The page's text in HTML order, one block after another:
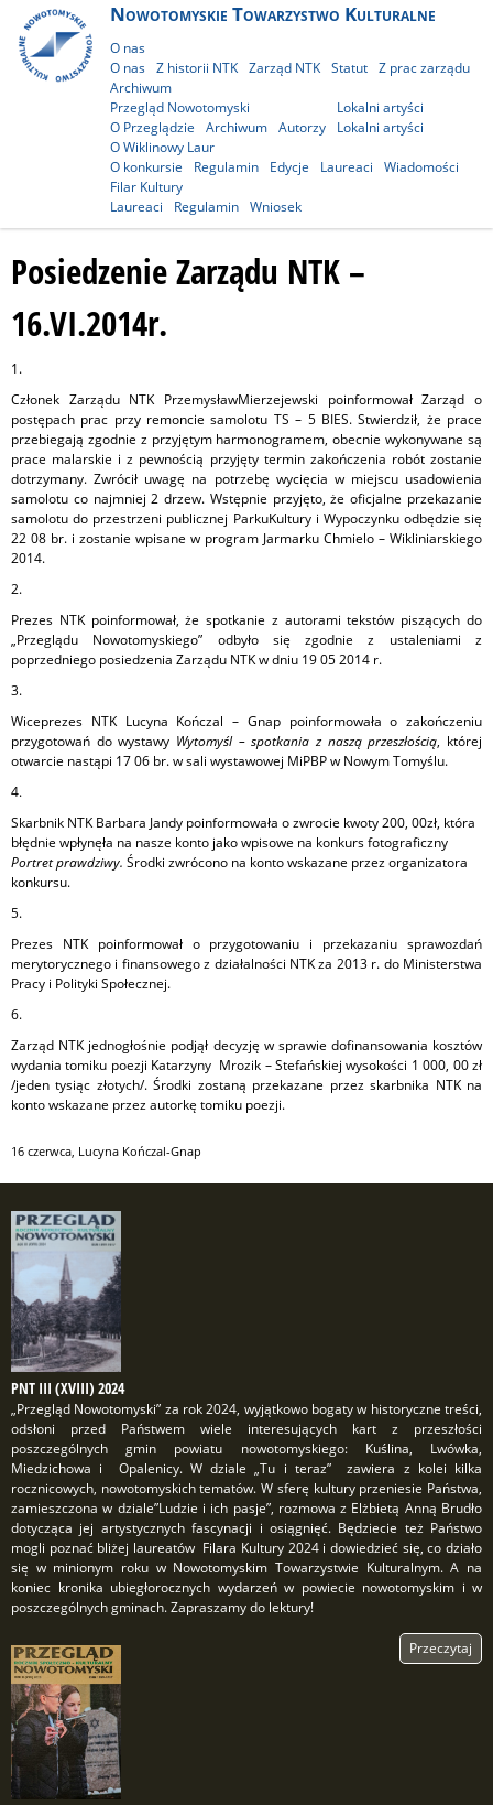
Nowotomyskie Towarzystwo Kulturalne
O nas
O nas Z historii NTK Zarząd NTK Statut Z prac zarządu
Archiwum
Przegląd Nowotomyski
O Przeglądzie
Archiwum Autorzy
Lokalni artyści
Lokalni artyści
O Wiklinowy Laur
O konkursie
Regulamin Edycje Laureaci
Wiadomości
Filar Kultury
Laureaci
Regulamin Wniosek
Posiedzenie Zarządu NTK –
16.VI.2014r.
1.
Członek Zarządu NTK PrzemysławMierzejewski poinformował Zarząd o
postępach prac przy remoncie samolotu TS – 5 BIES. Stwierdził, że prace
przebiegają zgodnie z przyjętym harmonogramem, obecnie wykonywane są
prace malarskie i z pewnością przyjęty termin zakończenia robót zostanie
dotrzymany. Zwrócił uwagę na potrzebę wycięcia w miejscu usadowienia
samolotu co najmniej 2 drzew. Wstępnie przyjęto, że oficjalne przekazanie
samolotu do przestrzeni publicznej ParkuKultury i Wypoczynku odbędzie się
22 08 br. i zostanie wpisane w program Jarmarku Chmielo – Wikliniarskiego
2014.
2.
Prezes NTK poinformował, że spotkanie z autorami tekstów piszących do
„Przeglądu Nowotomyskiego” odbyło się zgodnie z ustaleniami z
poprzedniego posiedzenia Zarządu NTK w dniu 19 05 2014 r.
3.
Wiceprezes NTK Lucyna Kończal – Gnap poinformowała o zakończeniu
przygotowań do wystawy Wytomyśl – spotkania z naszą przeszłością, której
otwarcie nastąpi 17 06 br. w sali wystawowej MiPBP w Nowym Tomyślu.
4.
Skarbnik NTK Barbara Jandy poinformowała o zwrocie kwoty 200, 00zł, która
błędnie wpłynęła na nasze konto jako wpisowe na konkurs fotograficzny
Portret prawdziwy. Środki zwrócono na konto wskazane przez organizatora
konkursu.
5.
Prezes NTK poinformował o przygotowaniu i przekazaniu sprawozdań
merytorycznego i finansowego z działalności NTK za 2013 r. do Ministerstwa
Pracy i Polityki Społecznej.
6.
Zarząd NTK jednogłośnie podjął decyzję w sprawie dofinansowania kosztów
wydania tomiku poezji Katarzyny Mrozik – Stefańskiej wysokości 1 000, 00 zł
/jeden tysiąc złotych/. Środki zostaną przekazane przez skarbnika NTK na
konto wskazane przez autorkę tomiku poezji.
16 czerwca, Lucyna Kończal-Gnap
PNT III (XVIII) 2024
„Przegląd Nowotomyski” za rok 2024, wyjątkowo bogaty w historyczne treści,
odsłoni przed Państwem wiele interesujących kart z przeszłości
poszczególnych gmin powiatu nowotomyskiego: Kuślina, Lwówka,
Miedzichowa i Opalenicy. W dziale „Tu i teraz” zawiera z kolei kilka
rocznicowych, nowotomyskich tematów. W sferę kultury przeniesie Państwa,
zamieszczona w dziale”Ludzie i ich pasje”, rozmowa z Elżbietą Anną Brudło
dotycząca jej artystycznych fascynacji i osiągnięć. Będziecie też Państwo
mogli poznać bliżej laureatów Filara Kultury 2024 i dowiedzieć się, co działo
się w minionym roku w Nowotomyskim Towarzystwie Kulturalnym. A na
koniec kronika ubiegłorocznych wydarzeń w powiecie nowotomyskim i w
poszczególnych gminach. Zapraszamy do lektury!
Przeczytaj